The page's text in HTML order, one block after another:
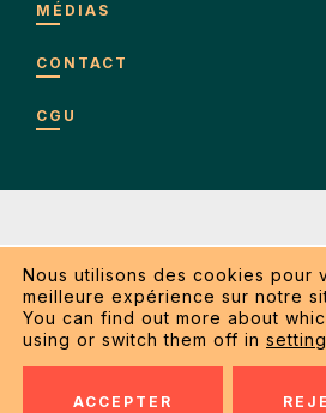
MÉDIAS
CONTACT
CGU
Copyright 2026 Kingsley SRL.
Nous utilisons des cookies pour
meilleure expérience sur notre
You can find out more about
using or switch them off in
ACCEPTER